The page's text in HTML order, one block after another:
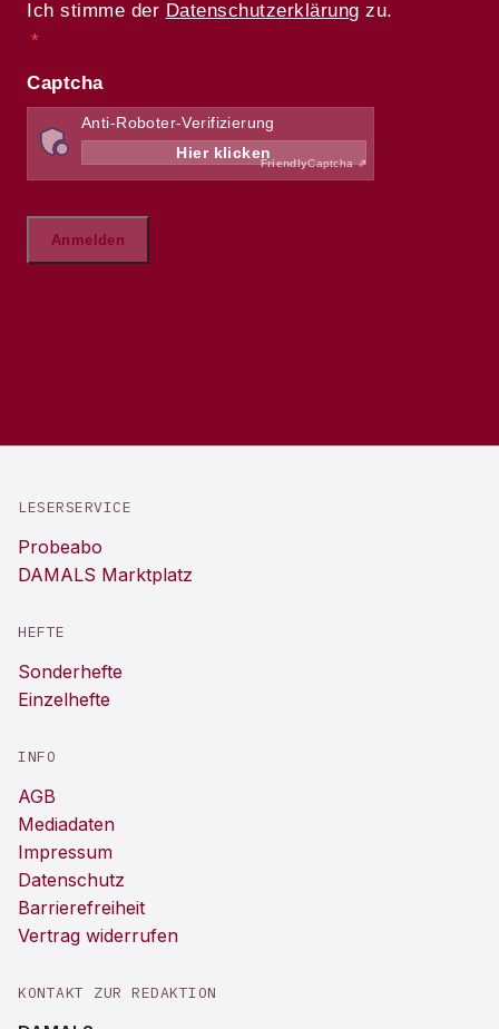
LESERSERVICE
Probeabo
DAMALS Marktplatz
HEFTE
Sonderhefte
Einzelhefte
INFO
AGB
Mediadaten
Impressum
Datenschutz
Barrierefreiheit
Vertrag widerrufen
KONTAKT ZUR REDAKTION